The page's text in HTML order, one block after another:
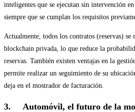
inteligentes que se ejecutan sin intervención
siempre que se cumplan los requisitos
Actualmente, todos los contratos (reservas) se
blockchain privada, lo que reduce la
reservas. También existen ventajas en la
permite realizar un seguimiento de su
deja en el mostrador de facturación.
3. Automóvil, el futuro de la